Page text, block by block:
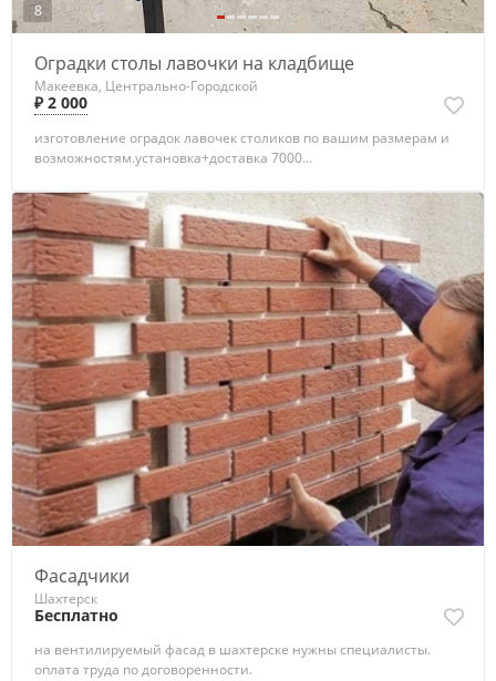
8
Оградки столы лавочки на кладбище
Макеевка, Центрально-Городской
₽ 2 000
изготовление оградок лавочек столиков по вашим размерам и
возможностям.установка+доставка 7000...
Фасадчики
Шахтерск
Бесплатно
на вентилируемый фасад в шахтерске нужны специалисты.
оплата труда по договоренности.